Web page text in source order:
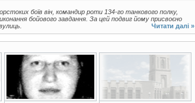
боїв він, командир роти 134-го танкового полку,
бойового завдання. За цей подвиг йому присвоєно
Читати далі »